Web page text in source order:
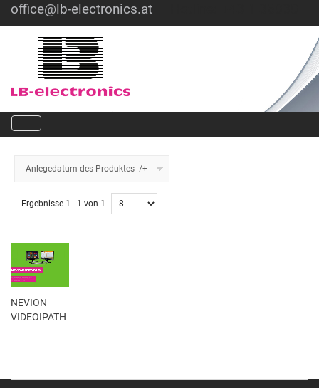
office@lb-electronics.at
Anlegedatum des Produktes -/+
Ergebnisse 1 - 1 von 1
NEVION
VIDEOIPATH